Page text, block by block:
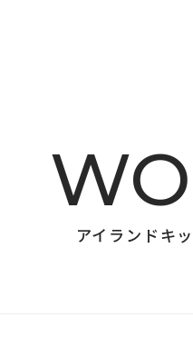
アイランドキ